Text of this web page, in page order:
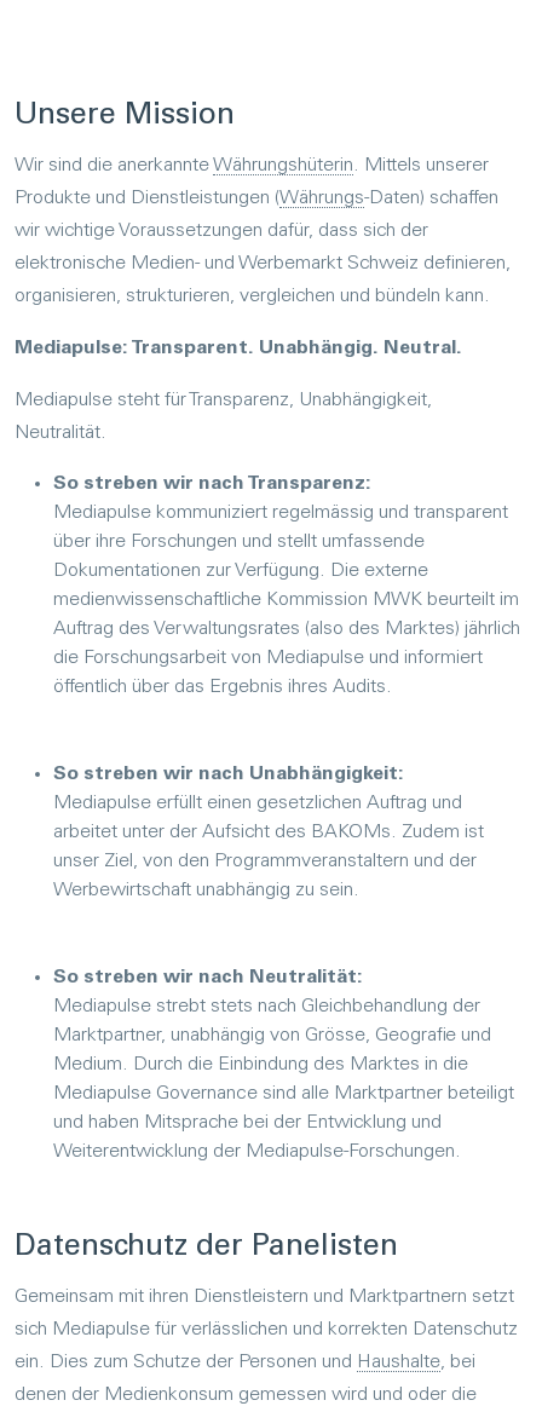
Un­se­re Missi­on
Wir sind die anerkannteWährungshüterin. Mittels unserer
Produkte und Dienstleistungen (Währungs-Daten) schaffen
wir wichtige Voraussetzungen dafür, dass sich der
elektronische Medien- und Werbemarkt Schweiz definieren,
organisieren, strukturieren, vergleichen und bündeln kann.
Mediapulse: Transparent. Unabhängig. Neutral.
Mediapulse steht für Transparenz, Unabhängigkeit,
Neutralität.
So streben wir nach Transparenz:
Mediapulse kommuniziert regelmässig und transparent
über ihre Forschungen und stellt umfassende
Dokumentationen zur Verfügung. Die externe
medienwissenschaftliche Kommission MWK beurteilt im
Auftrag des Verwaltungsrates (also des Marktes) jährlich
die Forschungsarbeit von Mediapulse und informiert
öffentlich über das Ergebnis ihres Audits.
So streben wir nach Unabhängigkeit:
Mediapulse erfüllt einen gesetzlichen Auftrag und
arbeitet unter der Aufsicht des BAKOMs. Zudem ist
unser Ziel, von den Programmveranstaltern und der
Werbewirtschaft unabhängig zu sein.
So streben wir nach Neutralität:
Mediapulse strebt stets nach Gleichbehandlung der
Marktpartner, unabhängig von Grösse, Geografie und
Medium. Durch die Einbindung des Marktes in die
Mediapulse Governance sind alle Marktpartner beteiligt
und haben Mitsprache bei der Entwicklung und
Weiterentwicklung der Mediapulse-Forschungen.
Da­ten­schutz der Pa­ne­lis­ten
Gemeinsam mit ihren Dienstleistern und Marktpartnern setzt
sich Mediapulse für verlässlichen und korrekten Datenschutz
ein. Dies zum Schutze der Personen und Haushalte, bei
denen der Medienkonsum gemessen wird und oder die